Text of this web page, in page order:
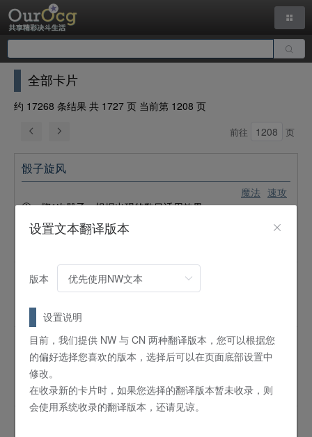
全部卡片
约 17268 条结果 共 1727 页 当前第 1208 页
前往 页
魔法 速攻
骰子旋风
①：掷1次骰子，根据出现的数目适用效果。
●2、3或4：选场上的1张魔法陷阱卡破坏。
●5：选场上的2张魔法陷阱卡破坏。
银河波动
每次自己多维召唤成功就给予对手LP500点伤害。
魔法 通常
多维爆裂
自己场上有6阶以上的多维怪兽存在的场合可以发动。将对手场
上盖放的卡全部破坏。
设置文本翻译版本
版本
设置说明
目前，我们提供 NW 与 CN 两种翻译版本，您可以根据您
的偏好选择您喜欢的版本，选择后可以在页面底部设置中
修改。
在收录新的卡片时，如果您选择的翻译版本暂未收录，则
会使用系统收录的翻译版本，还请见谅。